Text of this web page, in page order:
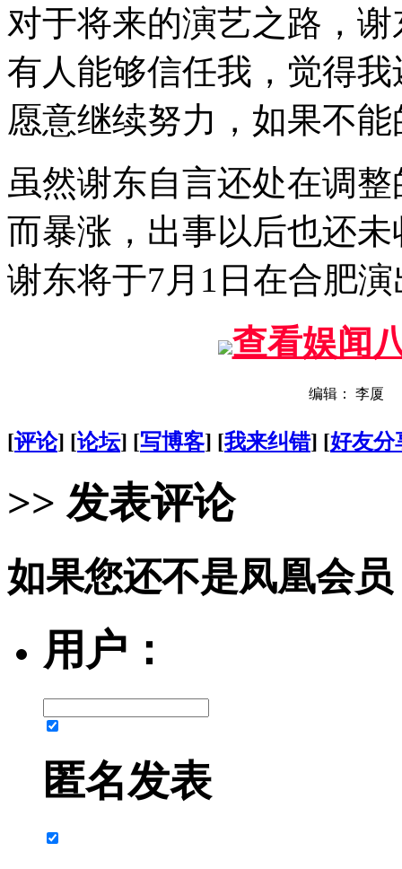
对于将来的演艺之路，
有人能够信任我，觉得
愿意继续努力，如果不
虽然谢东自言还处在调
而暴涨，出事以后也还
谢东将于7月1日在合肥
查看娱闻
编辑： 李厦
[评论] [论坛] [写博客] [我来纠错] [好友分
>> 发表评论
如果您还不是凤凰会
用户：
匿名发表